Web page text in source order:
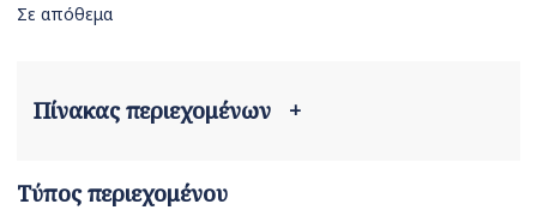
Σε απόθεμα
Πίνακας περιεχομένων +
Τύπος περιεχομένου